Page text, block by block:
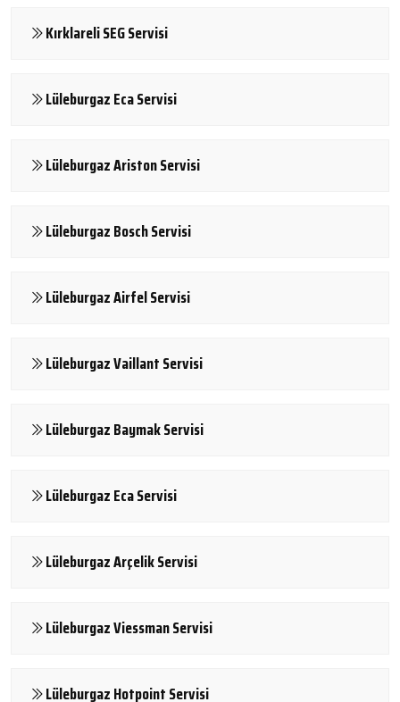
Kırklareli SEG Servisi
Lüleburgaz Eca Servisi
Lüleburgaz Ariston Servisi
Lüleburgaz Bosch Servisi
Lüleburgaz Airfel Servisi
Lüleburgaz Vaillant Servisi
Lüleburgaz Baymak Servisi
Lüleburgaz Eca Servisi
Lüleburgaz Arçelik Servisi
Lüleburgaz Viessman Servisi
Lüleburgaz Hotpoint Servisi